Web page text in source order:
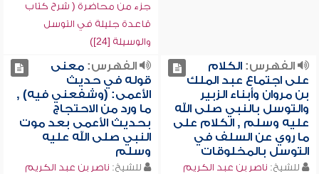
جزء من محاضرة ( شرح كتاب
قاعدة جليلة في التوسل
والوسيلة [24])
الفهرس:الكلام
على اجتماع عبد الملك
بن مروان وأبناء الزبير
والتوسل بالنبي صلى الله
عليه وسلم , الكلام على
ما روي عن السلف في
التوسل بالمخلوقات
للشيخ: ناصر بن عبد الكريم
الفهرس:معنى
قوله في حديث
الأعمى: (وشفعني فيه) ,
ما ورد من الاحتجاج
بحديث الأعمى بعد موت
النبي صلى الله عليه
وسلم
للشيخ: ناصر بن عبد الكريم